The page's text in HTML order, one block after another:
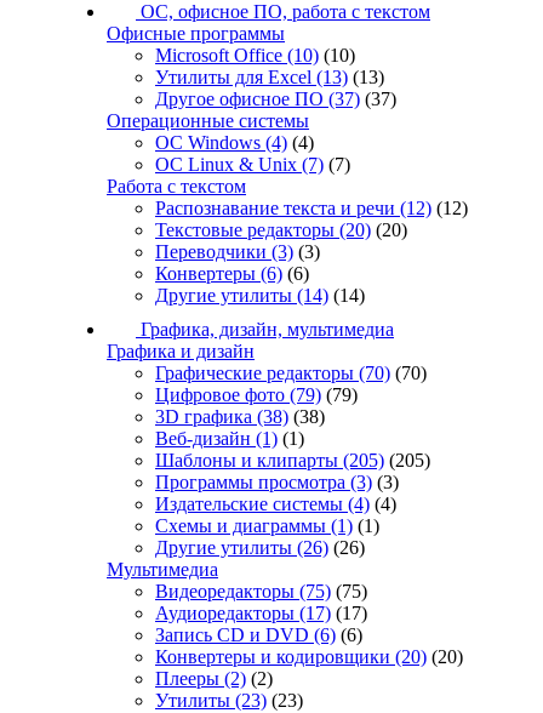
ОС, офисное ПО, работа с текстом
Офисные программы
Microsoft Office (10) (10)
Утилиты для Excel (13) (13)
Другое офисное ПО (37) (37)
Операционные системы
ОС Windows (4) (4)
ОС Linux & Unix (7) (7)
Работа с текстом
Распознавание текста и речи (12) (12)
Текстовые редакторы (20) (20)
Переводчики (3) (3)
Конвертеры (6) (6)
Другие утилиты (14) (14)
Графика, дизайн, мультимедиа
Графика и дизайн
Графические редакторы (70) (70)
Цифровое фото (79) (79)
3D графика (38) (38)
Веб-дизайн (1) (1)
Шаблоны и клипарты (205) (205)
Программы просмотра (3) (3)
Издательские системы (4) (4)
Схемы и диаграммы (1) (1)
Другие утилиты (26) (26)
Мультимедиа
Видеоредакторы (75) (75)
Аудиоредакторы (17) (17)
Запись CD и DVD (6) (6)
Конвертеры и кодировщики (20) (20)
Плееры (2) (2)
Утилиты (23) (23)